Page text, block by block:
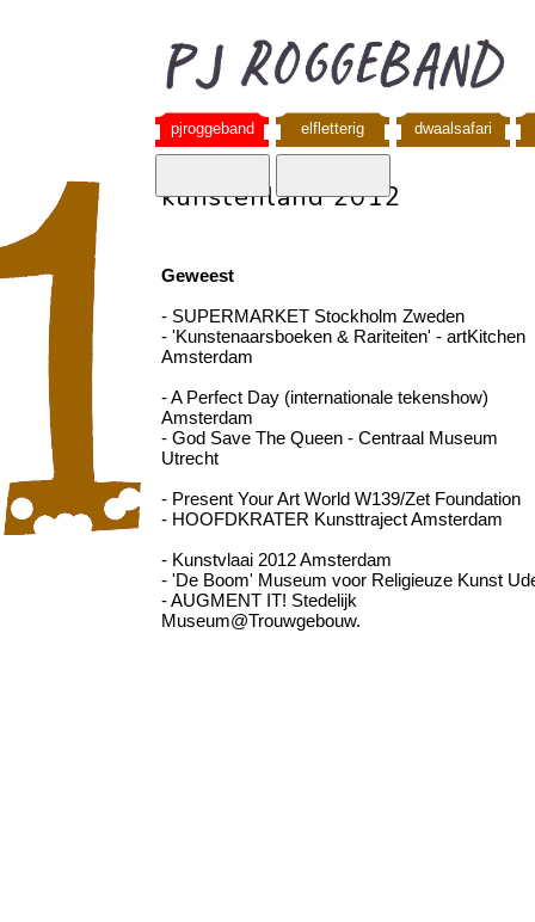
pjroggeband elfletterig dwaalsafari
kunstenland 2012
Geweest
- SUPERMARKET Stockholm Zweden
- 'Kunstenaarsboeken & Rariteiten' - artKitchen
Amsterdam
- A Perfect Day (internationale tekenshow)
Amsterdam
- God Save The Queen - Centraal Museum
Utrecht
- Present Your Art World W139/Zet Foundation
- HOOFDKRATER Kunsttraject Amsterdam
- Kunstvlaai 2012 Amsterdam
- 'De Boom' Museum voor Religieuze Kunst
- AUGMENT IT! Stedelijk
Museum@Trouwgebouw.